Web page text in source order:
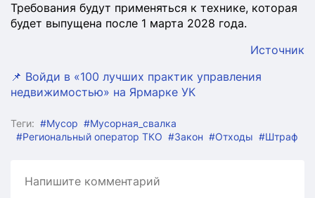
Требования будут применяться к технике, которая
будет выпущена после 1 марта 2028 года.
Источник
📌 Войди в «100 лучших практик управления
недвижимостью» на Ярмарке УК
Теги: #Мусор #Мусорная_свалка
#Региональный оператор ТКО #Закон #Отходы #Штраф